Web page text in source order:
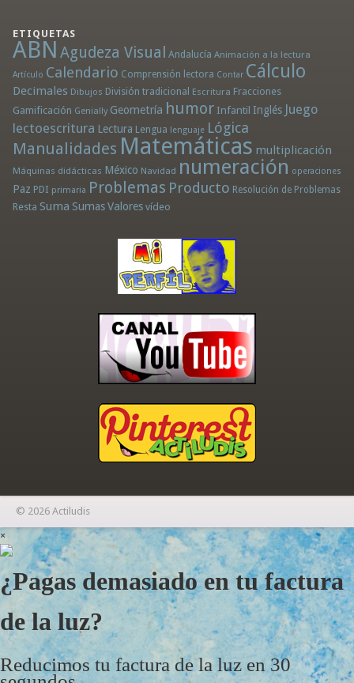
ETIQUETAS
ABN Agudeza Visual Andalucía Animación a la lectura
Artículo Calendario Comprensión lectora Contar Cálculo
Decimales Dibujos División tradicional Escritura Fracciones
Gamificación Genially Geometría humor Infantil Inglés Juego
lectoescritura Lectura Lengua lenguaje Lógica
Manualidades Matemáticas multiplicación
Máquinas didácticas México Navidad numeración operaciones
Paz PDI primaria Problemas Producto Resolución de Problemas
Resta Suma Sumas Valores vídeo
© 2026 Actiludis
×
¿Pagas demasiado en tu factura
de la luz?
Reducimos tu factura de la luz en 30